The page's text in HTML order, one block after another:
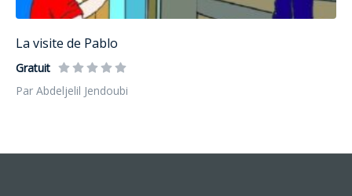
La visite de Pablo
Gratuit
Par Abdeljelil Jendoubi